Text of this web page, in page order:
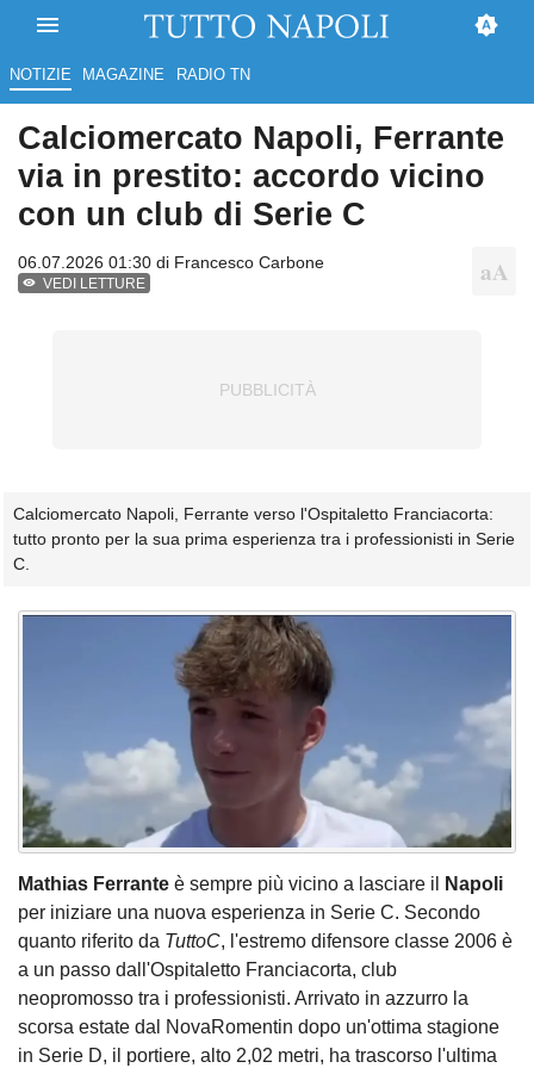
NOTIZIE MAGAZINE RADIO TN
Calciomercato Napoli, Ferrante
via in prestito: accordo vicino
con un club di Serie C
06.07.2026 01:30 di Francesco Carbone
VEDI LETTURE
Calciomercato Napoli, Ferrante verso l'Ospitaletto Franciacorta:
tutto pronto per la sua prima esperienza tra i professionisti in Serie
C.
Mathias Ferrante è sempre più vicino a lasciare il
Napoli
per iniziare una nuova esperienza in Serie C. Secondo
quanto riferito da TuttoC, l'estremo difensore classe 2006 è
a un passo dall'Ospitaletto Franciacorta, club
neopromosso tra i professionisti. Arrivato in azzurro la
scorsa estate dal NovaRomentin dopo un'ottima stagione
in Serie D, il portiere, alto 2,02 metri, ha trascorso l'ultima